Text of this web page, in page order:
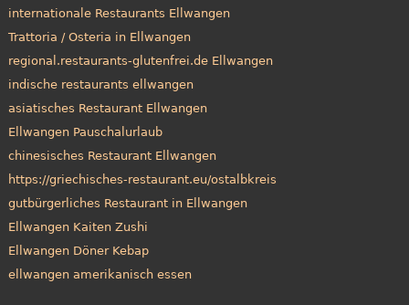
internationale Restaurants Ellwangen
Trattoria / Osteria in Ellwangen
regional.restaurants-glutenfrei.de Ellwangen
indische restaurants ellwangen
asiatisches Restaurant Ellwangen
Ellwangen Pauschalurlaub
chinesisches Restaurant Ellwangen
https://griechisches-restaurant.eu/ostalbkreis
gutbürgerliches Restaurant in Ellwangen
Ellwangen Kaiten Zushi
Ellwangen Döner Kebap
ellwangen amerikanisch essen